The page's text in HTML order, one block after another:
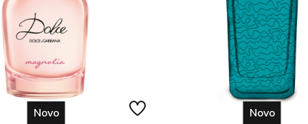
Novo Novo